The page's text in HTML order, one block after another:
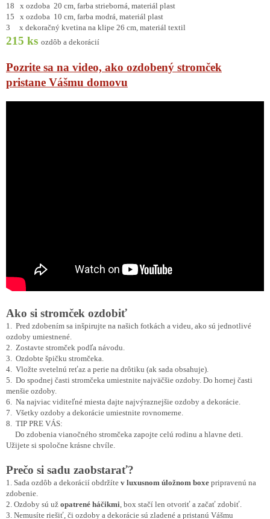
18 x ozdoba 20 cm, farba strieborná, materiál plast
15 x ozdoba 10 cm, farba modrá, materiál plast
3 x dekoračný kvetina na klipe 26 cm, materiál textil
215 ks ozdôb a dekorácií
Pozrite sa na video, ako ozdobený stromček
pristane Vášmu domovu
Ako si stromček ozdobiť
1. Pred zdobením sa inšpirujte na našich fotkách a videu, ako sú jednotlivé
ozdoby umiestnené.
2. Zostavte stromček podľa návodu.
3. Ozdobte špičku stromčeka.
4. Vložte svetelnú reťaz a perie na drôtiku (ak sada obsahuje).
5. Do spodnej časti stromčeka umiestnite najväčšie ozdoby. Do hornej časti
menšie ozdoby.
6. Na najviac viditeľné miesta dajte najvýraznejšie ozdoby a dekorácie.
7. Všetky ozdoby a dekorácie umiestnite rovnomerne.
8. TIP PRE VÁS:
Do zdobenia vianočného stromčeka zapojte celú rodinu a hlavne deti.
Užijete si spoločne krásne chvíle.
Prečo si sadu zaobstarať?
1. Sada ozdôb a dekorácií obdržíte v luxusnom úložnom boxe pripravenú na
zdobenie.
2. Ozdoby sú už opatrené háčikmi , box stačí len otvoriť a začať zdobiť.
3. Nemusíte riešiť, či ozdoby a dekorácie sú zladené a pristanú Vášmu